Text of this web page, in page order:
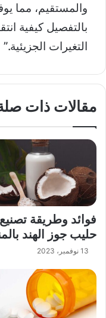
والمستقيم، مما
بالتفصيل كيفية
التغيرات الجزيئية.”
مقالات ذات
فوائد وطريقة تصنيع
حليب جوز الهند
13 نوفمبر، 2023